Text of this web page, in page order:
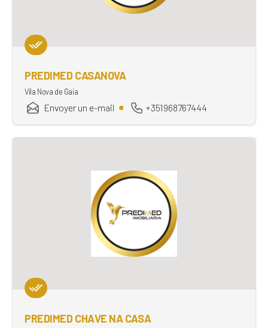
PREDIMED CASANOVA
Vila Nova de Gaia
Envoyer un e-mail +351968767444
PREDIMED CHAVE NA CASA